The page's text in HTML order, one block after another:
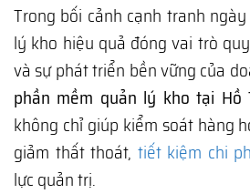
Trong bối cảnh cạnh tranh
lý kho hiệu quả đóng vai trò
và sự phát triển bền vững của
phần mềm quản lý kho tại Hồ
không chỉ giúp kiểm soát hàng
giảm thất thoát, tiết kiệm chi
lực quản trị.